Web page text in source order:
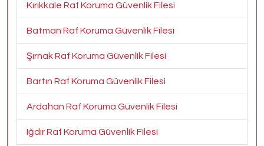
Kırıkkale Raf Koruma Güvenlik Filesi
Batman Raf Koruma Güvenlik Filesi
Şırnak Raf Koruma Güvenlik Filesi
Bartın Raf Koruma Güvenlik Filesi
Ardahan Raf Koruma Güvenlik Filesi
Iğdır Raf Koruma Güvenlik Filesi